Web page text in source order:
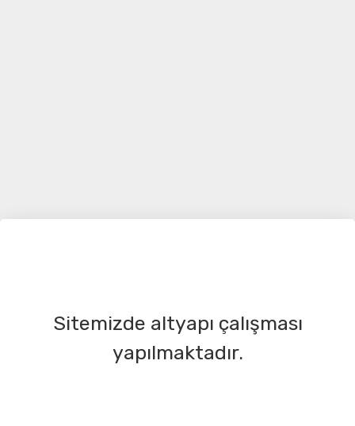
Sitemizde altyapı çalışması
yapılmaktadır.